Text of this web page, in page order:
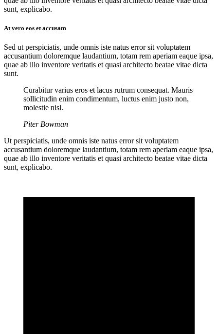
sunt, explicabo.
At vero eos et accusam
Sed ut perspiciatis, unde omnis iste natus error sit voluptatem
accusantium doloremque laudantium, totam rem aperiam eaque ipsa,
quae ab illo inventore veritatis et quasi architecto beatae vitae dicta
sunt.
Curabitur varius eros et lacus rutrum consequat. Mauris
sollicitudin enim condimentum, luctus enim justo non,
molestie nisl.
Piter Bowman
Ut perspiciatis, unde omnis iste natus error sit voluptatem
accusantium doloremque laudantium, totam rem aperiam eaque ipsa,
quae ab illo inventore veritatis et quasi architecto beatae vitae dicta
sunt, explicabo.